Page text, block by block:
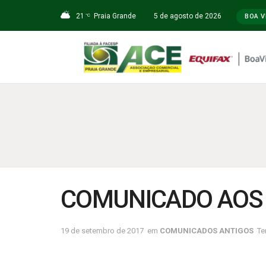
21 °C Praia Grande 5 de agosto de 2026 BOA
COMUNICADO
19 de setembro de 2017 em COMUNICADOS ANTIGOS